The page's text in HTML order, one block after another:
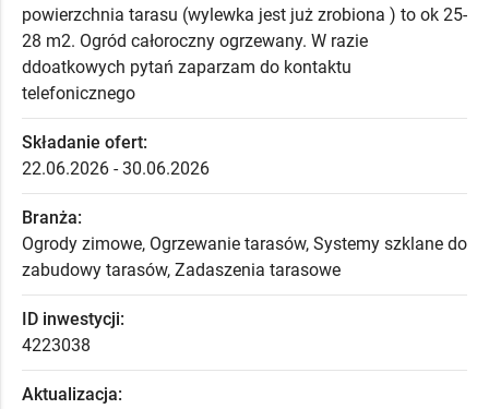
powierzchnia tarasu (wylewka jest już zrobiona ) to ok 25-
28 m2. Ogród całoroczny ogrzewany. W razie
ddoatkowych pytań zaparzam do kontaktu
telefonicznego
Składanie ofert:
22.06.2026 - 30.06.2026
Branża:
Ogrody zimowe, Ogrzewanie tarasów, Systemy szklane do
zabudowy tarasów, Zadaszenia tarasowe
ID inwestycji:
4223038
Aktualizacja: